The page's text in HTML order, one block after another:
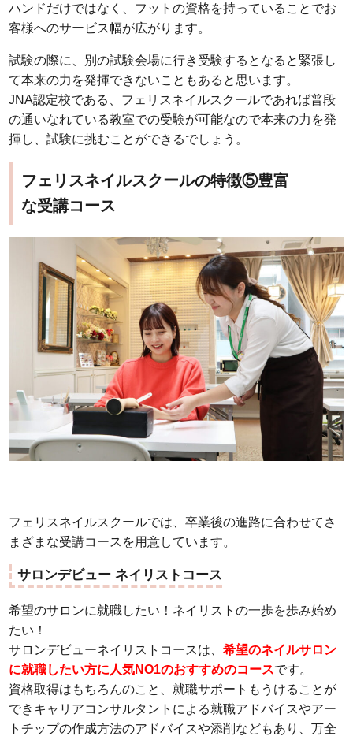
ハンドだけではなく、フットの資格を持っていることでお
客様へのサービス幅が広がります。
試験の際に、別の試験会場に行き受験するとなると緊張し
て本来の力を発揮できないこともあると思います。
JNA認定校である、フェリスネイルスクールであれば普段
の通いなれている教室での受験が可能なので本来の力を発
揮し、試験に挑むことができるでしょう。
フェリスネイルスクールの特徴⑤豊富
な受講コース
フェリスネイルスクールでは、卒業後の進路に合わせてさ
まざまな受講コースを用意しています。
サロンデビュー ネイリストコース
希望のサロンに就職したい！ネイリストの一歩を歩み始め
たい！
サロンデビューネイリストコースは、希望のネイルサロン
に就職したい方に人気NO1のおすすめのコースです。
資格取得はもちろんのこと、就職サポートもうけることが
できキャリアコンサルタントによる就職アドバイスやアー
トチップの作成方法のアドバイスや添削などもあり、万全